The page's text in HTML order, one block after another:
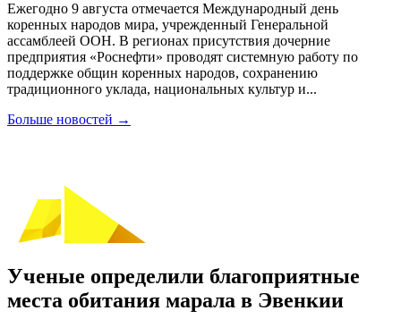
Ежегодно 9 августа отмечается Международный день
коренных народов мира, учрежденный Генеральной
ассамблеей ООН. В регионах присутствия дочерние
предприятия «Роснефти» проводят системную работу по
поддержке общин коренных народов, сохранению
традиционного уклада, национальных культур и...
Больше новостей →
Ученые определили благоприятные
места обитания марала в Эвенкии